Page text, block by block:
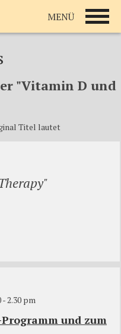
"Vitamin D und
Titel lautet
- 2.30 pm
und zum
MENÜ